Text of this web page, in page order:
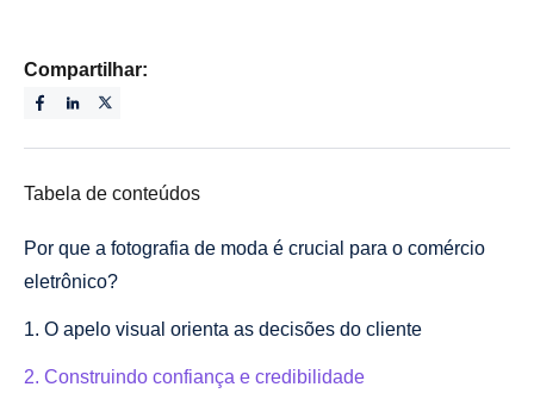
Compartilhar:
Tabela de conteúdos
Por que a fotografia de moda é crucial para o comércio
eletrônico?
1. O apelo visual orienta as decisões do cliente
2. Construindo confiança e credibilidade